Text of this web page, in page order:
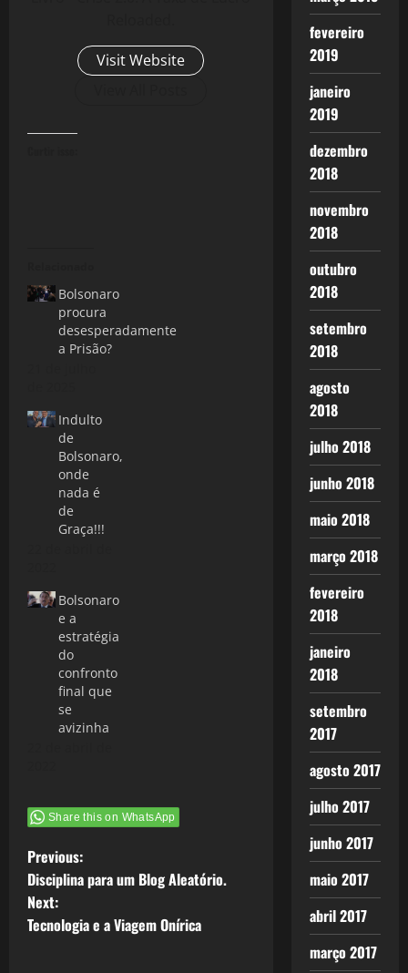
Visit Website
Bolsonaro
procura
desesperadamente
a Prisão?
Indulto
de
Bolsonaro,
onde
nada é
de
Graça!!!
Bolsonaro
e a
estratégia
do
confronto
final que
se
avizinha
Share this on WhatsApp
P
o
s
Previous:
Disciplina para um Blog Aleatório.
Next:
Tecnologia e a Viagem Onírica
fevereiro
2019
janeiro
2019
dezembro
2018
novembro
2018
outubro
2018
setembro
2018
agosto
2018
julho 2018
junho 2018
maio 2018
março 2018
fevereiro
2018
janeiro
2018
setembro
2017
agosto 2017
julho 2017
junho 2017
maio 2017
abril 2017
março 2017